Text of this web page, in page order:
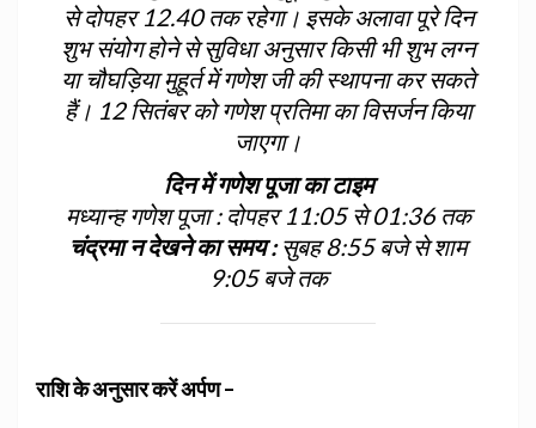
से दोपहर 12.40 तक रहेगा। इसके अलावा पूरे दिन
शुभ संयोग होने से सुविधा अनुसार किसी भी शुभ लग्न
या चौघड़िया मुहूर्त में गणेश जी की स्थापना कर सकते
हैं। 12 सितंबर को गणेश प्रतिमा का विसर्जन किया
जाएगा।
दिन में गणेश पूजा का टाइम
मध्यान्ह गणेश पूजा : दोपहर 11:05 से 01:36 तक
चंद्रमा न देखने का समय :सुबह 8:55 बजे से शाम
9:05 बजे तक
राशि के अनुसार करें अर्पण –